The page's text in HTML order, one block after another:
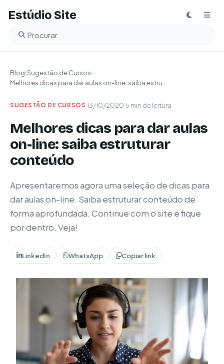
Estúdio Site
Buscar no blog
Blog›Sugestão de Cursos›
Melhores dicas para dar aulas on-line: saiba estru...
SUGESTÃO DE CURSOS·13/10/2020·5 min de leitura
Melhores dicas para dar aulas
on-line: saiba estruturar
conteúdo
Apresentaremos agora uma seleção de dicas para
dar aulas on-line. Saiba estruturar conteúdo de
forma aprofundada. Continue com o site e fique
por dentro. Veja!
LinkedIn WhatsApp Copiar link